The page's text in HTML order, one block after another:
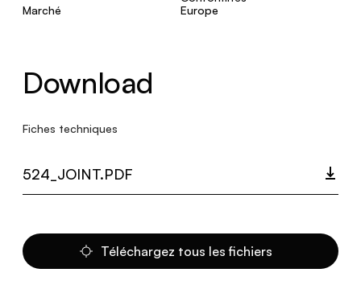
Marché
Europe
Download
Fiches techniques
524_JOINT.PDF
Téléchargez tous les fichiers